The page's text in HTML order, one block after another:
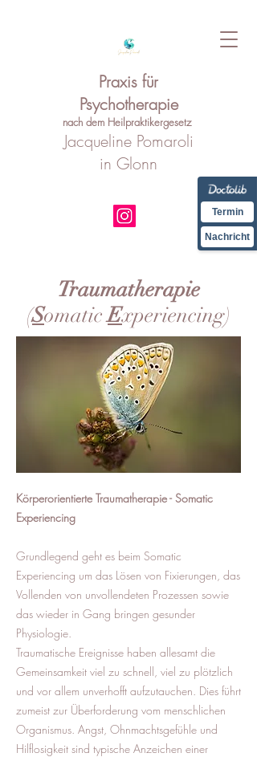
Termin
Nachricht
Praxis für
Psychotherapie
nach dem Heilpraktikergesetz
Jacqueline Pomaroli
in Glonn
Traumatherapie
(SomaticExperiencing)
Körperorientierte Traumatherapie - Somatic
Experiencing
Grundlegend geht es beim Somatic
Experiencing um das Lösen von Fixierungen, das
Vollenden von unvollendeten Prozessen sowie
das wieder in Gang bringen gesunder
Physiologie.
Traumatische Ereignisse haben allesamt die
Gemeinsamkeit viel zu schnell, viel zu plötzlich
und vor allem unverhofft aufzutauchen. Dies führt
zumeist zur Überforderung vom menschlichen
Organismus. Angst, Ohnmachtsgefühle und
Hilflosigkeit sind typische Anzeichen einer